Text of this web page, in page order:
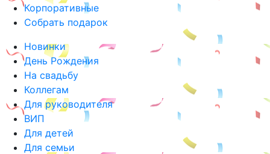
Корпоративные
Собрать подарок
Новинки
День Рождения
На свадьбу
Коллегам
Для руководителя
ВИП
Для детей
Для семьи